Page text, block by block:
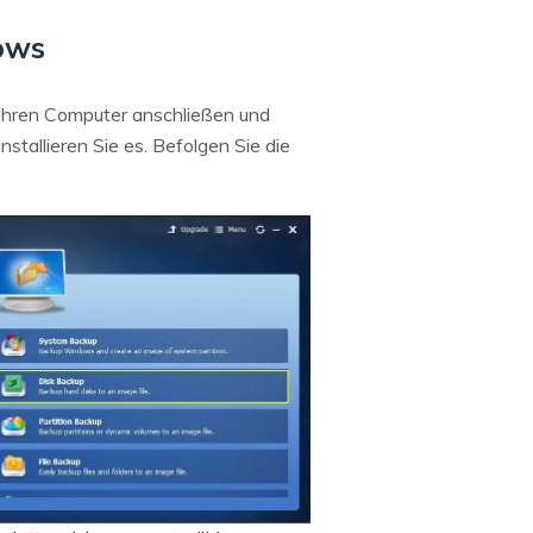
Computer anschließen und
Sie es. Befolgen Sie die